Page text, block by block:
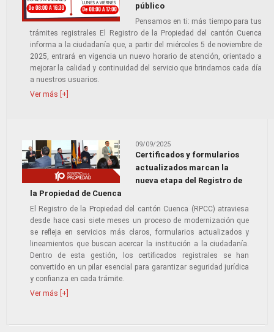
público
Pensamos en ti: más tiempo para tus
trámites registrales El Registro de la Propiedad del cantón Cuenca
informa a la ciudadanía que, a partir del miércoles 5 de noviembre de
2025, entrará en vigencia un nuevo horario de atención, orientado a
mejorar la calidad y continuidad del servicio que brindamos cada día
a nuestros usuarios.
Ver más [+]
09/09/2025
Certificados y formularios
actualizados marcan la
nueva etapa del Registro de
la Propiedad de Cuenca
El Registro de la Propiedad del cantón Cuenca (RPCC) atraviesa
desde hace casi siete meses un proceso de modernización que
se refleja en servicios más claros, formularios actualizados y
lineamientos que buscan acercar la institución a la ciudadanía.
Dentro de esta gestión, los certificados registrales se han
convertido en un pilar esencial para garantizar seguridad jurídica
y confianza en cada trámite.
Ver más [+]